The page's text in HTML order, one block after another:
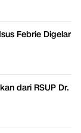
Febrie Digelar
dari RSUP Dr.